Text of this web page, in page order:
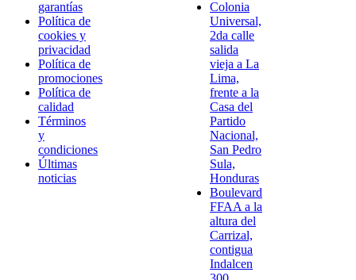
garantías
Política de
cookies y
privacidad
Política de
promociones
Política de
calidad
Términos
y
condiciones
Últimas
noticias
Colonia
Universal,
2da calle
salida
vieja a La
Lima,
frente a la
Casa del
Partido
Nacional,
San Pedro
Sula,
Honduras
Boulevard
FFAA a la
altura del
Carrizal,
contigua
Indalcen